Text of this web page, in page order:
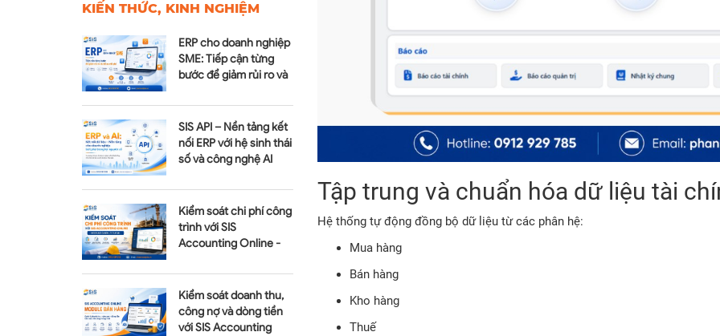
KIẾN THỨC, KINH NGHIỆM
ERP cho doanh nghiệp
SME: Tiếp cận từng
bước để giảm rủi ro và
SIS API – Nền tảng kết
nối ERP với hệ sinh thái
số và công nghệ AI
Kiểm soát chi phí công
trình với SIS
Accounting Online -
Kiểm soát doanh thu,
công nợ và dòng tiền
với SIS Accounting
Tập trung và chuẩn hóa dữ liệu tài
Hệ thống tự động đồng bộ dữ liệu từ các phân hệ:
Mua hàng
Bán hàng
Kho hàng
Thuế